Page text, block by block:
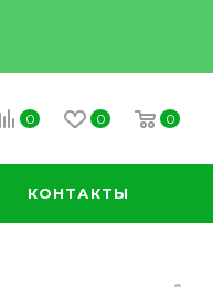
0 0 0
КОНТАКТЫ